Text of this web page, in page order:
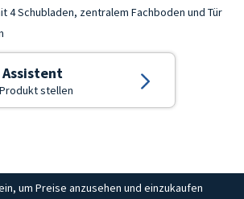
4 Schubladen, zentralem Fachboden und Tür
stellen
um Preise anzusehen und einzukaufen